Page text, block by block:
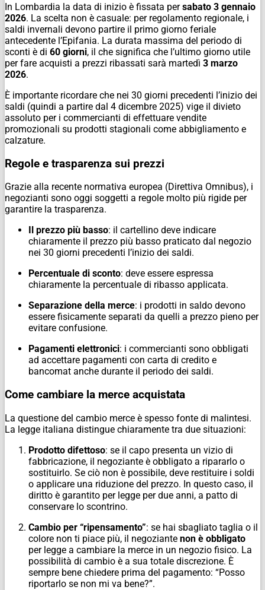
In Lombardia la data di inizio è fissata persabato 3 gennaio
2026. La scelta non è casuale: per regolamento regionale, i
saldi invernali devono partire il primo giorno feriale
antecedente l’Epifania. La durata massima del periodo di
sconti è di 60 giorni, il che significa che l’ultimo giorno utile
per fare acquisti a prezzi ribassati sarà martedì 3 marzo
2026.
È importante ricordare che nei 30 giorni precedenti l’inizio dei
saldi (quindi a partire dal 4 dicembre 2025) vige il divieto
assoluto per i commercianti di effettuare vendite
promozionali su prodotti stagionali come abbigliamento e
calzature.
Regole e trasparenza sui prezzi
Grazie alla recente normativa europea (Direttiva Omnibus), i
negozianti sono oggi soggetti a regole molto più rigide per
garantire la trasparenza.
Il prezzo più basso: il cartellino deve indicare
chiaramente il prezzo più basso praticato dal negozio
nei 30 giorni precedenti l’inizio dei saldi.
Percentuale di sconto: deve essere espressa
chiaramente la percentuale di ribasso applicata.
Separazione della merce: i prodotti in saldo devono
essere fisicamente separati da quelli a prezzo pieno per
evitare confusione.
Pagamenti elettronici: i commercianti sono obbligati
ad accettare pagamenti con carta di credito e
bancomat anche durante il periodo dei saldi.
Come cambiare la merce acquistata
La questione del cambio merce è spesso fonte di malintesi.
La legge italiana distingue chiaramente tra due situazioni:
Prodotto difettoso: se il capo presenta un vizio di
fabbricazione, il negoziante è obbligato a ripararlo o
sostituirlo. Se ciò non è possibile, deve restituire i soldi
o applicare una riduzione del prezzo. In questo caso, il
diritto è garantito per legge per due anni, a patto di
conservare lo scontrino.
Cambio per “ripensamento”: se hai sbagliato taglia o il
colore non ti piace più, il negoziante non è obbligato
per legge a cambiare la merce in un negozio fisico. La
possibilità di cambio è a sua totale discrezione. È
sempre bene chiedere prima del pagamento: “Posso
riportarlo se non mi va bene?”.